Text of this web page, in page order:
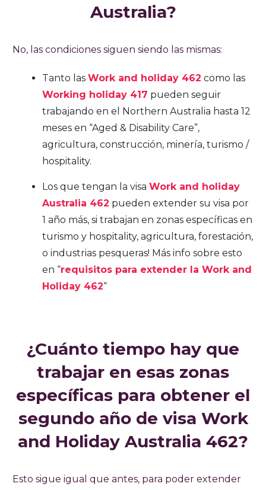
Australia?
No, las condiciones siguen siendo las mismas:
Tanto las Work and holiday 462 como las
Working holiday 417 pueden seguir
trabajando en el Northern Australia hasta 12
meses en “Aged & Disability Care”,
agricultura, construcción, minería, turismo /
hospitality.
Los que tengan la visa Work and holiday
Australia 462 pueden extender su visa por
1 año más, si trabajan en zonas específicas en
turismo y hospitality, agricultura, forestación,
o industrias pesqueras! Más info sobre esto
en “requisitos para extender la Work and
Holiday 462“
¿Cuánto tiempo hay que
trabajar en esas zonas
específicas para obtener el
segundo año de visa Work
and Holiday Australia 462?
Esto sigue igual que antes, para poder extender